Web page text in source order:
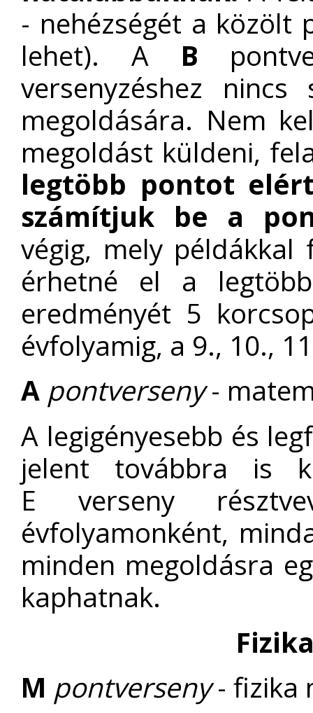
- nehézségét a közölt
lehet). A B
versenyzéshez
megoldására. Nem
megoldást küldeni,
legtöbb pontot
számítjuk be a
végig, mely példákkal
érhetné el a
eredményét 5
évfolyamig, a 9., 10.,
A pontverseny-
A legigényesebb és
jelent továbbra is
E verseny
évfolyamonként,
minden megoldásra
kaphatnak.
M pontverseny- fizika